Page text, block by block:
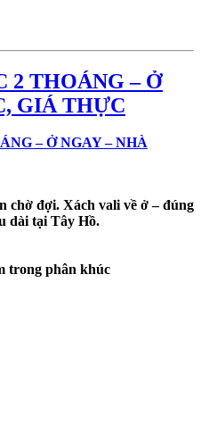
2 THOÁNG – Ở
GIÁ THỰC
chờ đợi. Xách vali về ở – đúng
dài tại Tây Hồ.
trong phân khúc